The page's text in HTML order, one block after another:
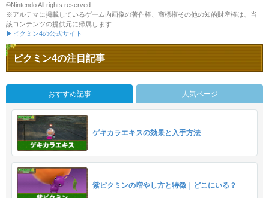
©Nintendo All rights reserved.
※アルテマに掲載しているゲーム内画像の著作権、商標権その他の知的財産権は、当
該コンテンツの提供元に帰属します
▶ピクミン4の公式サイト
ピクミン4の注目記事
おすすめ記事 人気ページ
ゲキカラエキスの効果と入手方法
紫ピクミンの増やし方と特徴｜どこにいる？